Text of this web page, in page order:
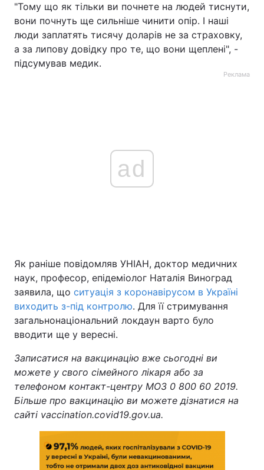
"Тому що як тільки ви почнете на людей тиснути,
вони почнуть ще сильніше чинити опір. І наші
люди заплатять тисячу доларів не за страховку,
а за липову довідку про те, що вони щеплені", -
підсумував медик.
Реклама
ad
Як раніше повідомляв УНІАН, доктор медичних
наук, професор, епідеміолог Наталія Виноград
заявила, що ситуація з коронавірусом в Україні
виходить з-під контролю. Для її стримування
загальнонаціональний локдаун варто було
вводити ще у вересні.
Записатися на вакцинацію вже сьогодні ви
можете у свого сімейного лікаря або за
телефоном контакт-центру МОЗ 0 800 60 2019.
Більше про вакцинацію ви можете дізнатися на
сайті vaccination.covid19.gov.ua.